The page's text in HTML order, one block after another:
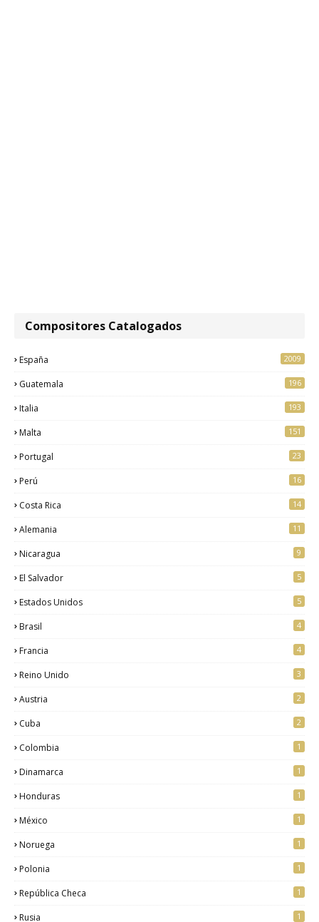
Compositores Catalogados
España 2009
Guatemala 196
Italia 193
Malta 151
Portugal 23
Perú 16
Costa Rica 14
Alemania 11
Nicaragua 9
El Salvador 5
Estados Unidos 5
Brasil 4
Francia 4
Reino Unido 3
Austria 2
Cuba 2
Colombia 1
Dinamarca 1
Honduras 1
México 1
Noruega 1
Polonia 1
República Checa 1
Rusia 1